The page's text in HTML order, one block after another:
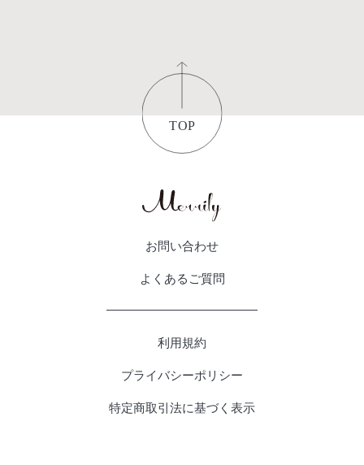
ア方法とは。
お問い合わせ
よくあるご質問
利用規約
プライバシーポリシー
特定商取引法に基づく表示